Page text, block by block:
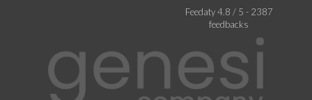
Feedaty4.8 / 5 - 2387
feedbacks